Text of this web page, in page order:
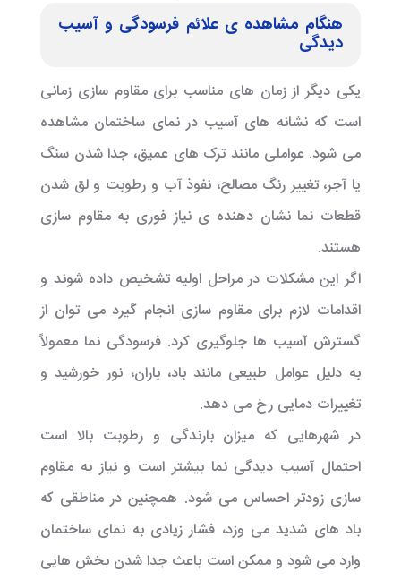
هنگام مشاهده ی علائم فرسودگی و آسیب
دیدگی
یکی دیگر از زمان های مناسب برای مقاوم سازی زمانی
است که نشانه های آسیب در نمای ساختمان مشاهده
می شود. عواملی مانند ترک های عمیق، جدا شدن سنگ
یا آجر، تغییر رنگ مصالح، نفوذ آب و رطوبت و لق شدن
قطعات نما نشان دهنده ی نیاز فوری به مقاوم سازی
هستند.
اگر این مشکلات در مراحل اولیه تشخیص داده شوند و
اقدامات لازم برای مقاوم سازی انجام گیرد می توان از
گسترش آسیب ها جلوگیری کرد. فرسودگی نما معمولاً
به دلیل عوامل طبیعی مانند باد، باران، نور خورشید و
تغییرات دمایی رخ می دهد.
در شهرهایی که میزان بارندگی و رطوبت بالا است
احتمال آسیب دیدگی نما بیشتر است و نیاز به مقاوم
سازی زودتر احساس می شود. همچنین در مناطقی که
باد های شدید می وزد، فشار زیادی به نمای ساختمان
وارد می شود و ممکن است باعث جدا شدن بخش هایی